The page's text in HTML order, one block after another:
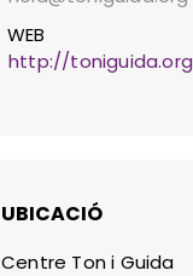
WEB
http://toniguida.org
UBICACIÓ
Centre Ton i Guida